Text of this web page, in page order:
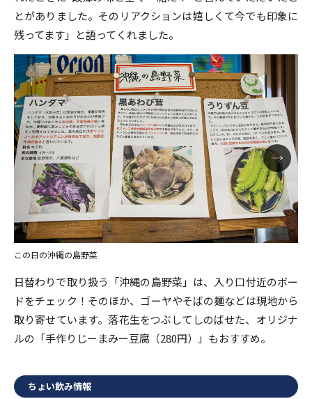
とがありました。そのリアクションは嬉しくて今でも印象に
残ってます」と語ってくれました。
この日の沖縄の島野菜
日替わりで取り扱う「沖縄の島野菜」は、入り口付近のボー
ドをチェック！そのほか、ゴーヤやそばの麺などは現地から
取り寄せています。落花生をつぶしてしのばせた、オリジナ
ルの「手作りじーまみー豆腐（280円）」もおすすめ。
ちょい飲み情報